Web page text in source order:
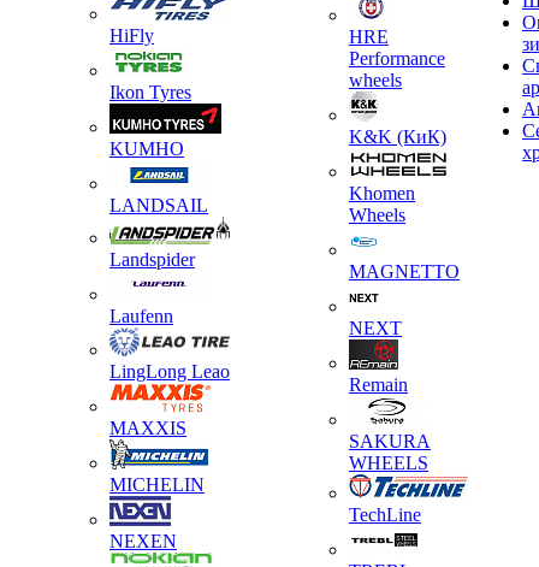
HiFly
Ikon Tyres
KUMHO
LANDSAIL
Landspider
Laufenn
LingLong Leao
MAXXIS
MICHELIN
NEXEN
HRE
Performance
wheels
K&K (КиК)
Khomen
Wheels
MAGNETTO
NEXT
Remain
SAKURA
WHEELS
TechLine